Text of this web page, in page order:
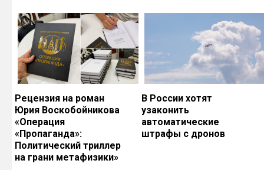
Рецензия на роман
Юрия Воскобойникова
«Операция
«Пропаганда»:
Политический триллер
на грани метафизики»
В России хотят
узаконить
автоматические
штрафы с дронов